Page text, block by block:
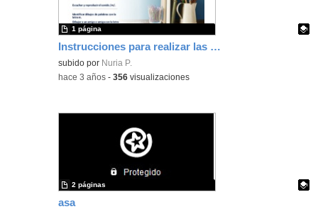
Instrucciones para realizar las actividades
Contenido educativo.
subido por Nuria P.
1 página
-hace 3 años -356 visualizaciones
asa
2 páginas